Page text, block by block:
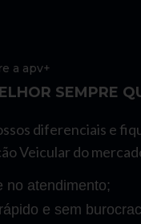
a apv+
SEMPRE
diferenciais e
Veicular do
no atendimento;
e sem